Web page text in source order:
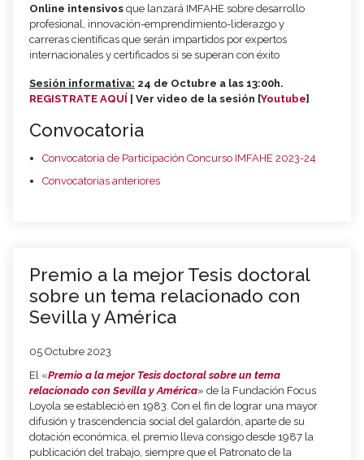
Online intensivos que lanzará IMFAHE sobre desarrollo
profesional, innovación-emprendimiento-liderazgo y
carreras científicas que serán impartidos por expertos
internacionales y certificados si se superan con éxito
Sesión informativa: 24 de Octubre a las 13:00h.
REGISTRATE AQUÍ | Ver video de la sesión [Youtube]
Convocatoria
Convocatoria de Participación Concurso IMFAHE 2023-24
Convocatorias anteriores
Premio a la mejor Tesis doctoral
sobre un tema relacionado con
Sevilla y América
05 Octubre 2023
El «Premio a la mejor Tesis doctoral sobre un tema
relacionado con Sevilla y América» de la Fundación Focus
Loyola se estableció en 1983. Con el fin de lograr una mayor
difusión y trascendencia social del galardón, aparte de su
dotación económica, el premio lleva consigo desde 1987 la
publicación del trabajo, siempre que el Patronato de la